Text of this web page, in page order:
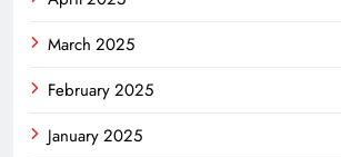
March 2025
February 2025
January 2025